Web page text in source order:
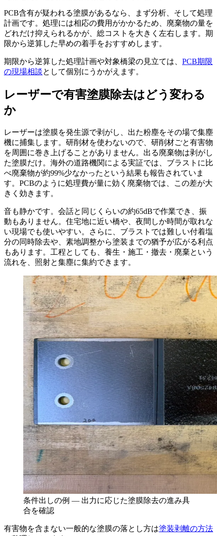
PCB含有が疑われる塗膜があるなら、まず分析、そして処理
計画です。処理には相応の費用がかかるため、廃棄物の量を
どれだけ抑えられるかが、総コストを大きく左右します。期
限から逆算した早めの着手をおすすめします。
期限から逆算した処理計画や対象橋梁の見立ては、 PCB期限
の現場相談として個別にうかがえます。
レーザーで有害塗膜除去はどう変わる
か
レーザーは塗膜を発生源で剥がし、出た粉塵をその場で集塵
機に捕集します。研削材を使わないので、研削材ごと有害物
を周囲に巻き上げることがありません。出る廃棄物は剥がし
た塗膜だけ。海外の道路機関による実証では、ブラストに比
べ廃棄物が約99%少なかったという結果も報告されていま
す。PCBのように処理費が量に効く廃棄物では、この差が大
きく効きます。
音も静かです。会話と同じくらいの約65dBで作業でき、振
動もありません。住宅地に近い橋や、夜間しか時間が取れな
い現場でも使いやすい。さらに、ブラストでは難しい付着塩
分の同時除去や、素地調整から塗装までの猶予が広がる利点
もあります。工程としても、養生・施工・撤去・廃棄という
流れを、照射と集塵に集約できます。
条件出しの例 — 出力に応じた塗膜除去の進み具
合を確認
有害物を含まない一般的な塗膜の落とし方は塗装剥離の方法